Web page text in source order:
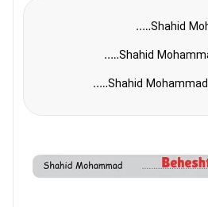
Shahid
…..
Shahid
…..
Shahid
…..